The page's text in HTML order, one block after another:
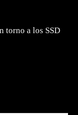
torno a los SSD